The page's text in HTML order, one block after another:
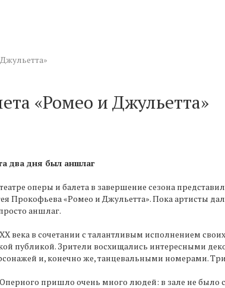
«Ромео и Джульетта»
два дня был аншлаг
оперы и балета в завершение сезона
Прокофьева «Ромео и Джульетта». Пока артисты
аншлаг.
века в сочетании с талантливым исполнением
публикой. Зрители восхищались интересными
и, конечно же, танцевальными номерами. Три
пришло очень много людей: в зале не было